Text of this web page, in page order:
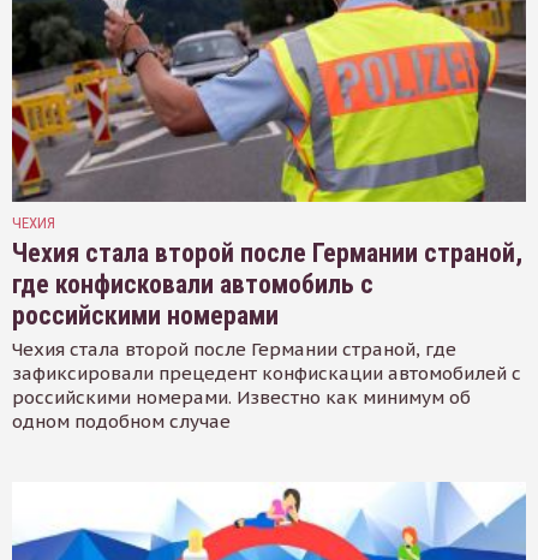
ЧЕХИЯ
Чехия стала второй после Германии страной,
где конфисковали автомобиль с
российскими номерами
Чехия стала второй после Германии страной, где
зафиксировали прецедент конфискации автомобилей с
российскими номерами. Известно как минимум об
одном подобном случае